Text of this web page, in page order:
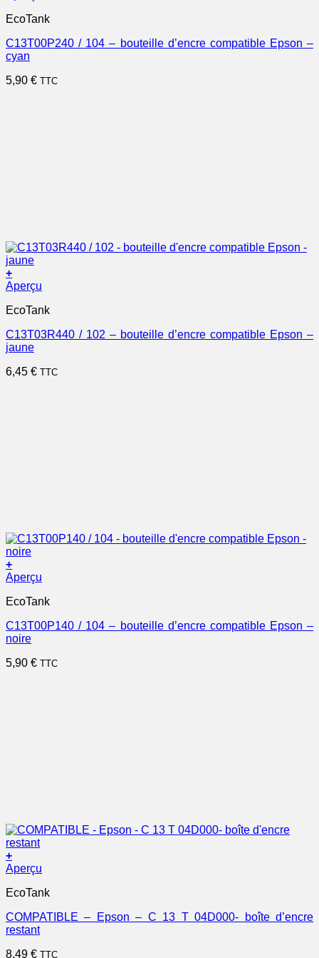
EcoTank
C13T00P240 / 104 – bouteille d’encre compatible Epson –
cyan
5,90 € TTC
+
Aperçu
EcoTank
C13T03R440 / 102 – bouteille d’encre compatible Epson –
jaune
6,45 € TTC
+
Aperçu
EcoTank
C13T00P140 / 104 – bouteille d’encre compatible Epson –
noire
5,90 € TTC
+
Aperçu
EcoTank
COMPATIBLE – Epson – C 13 T 04D000- boîte d’encre
restant
8,49 € TTC